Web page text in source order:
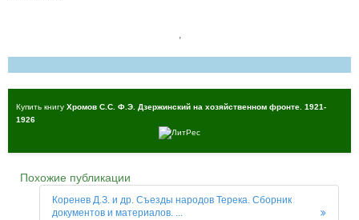
,
Купить книгу Хромов С.С. Ф.Э. Дзержинский на хозяйственном фронте. 1921-
1926
Похожие публикации
Коренев Д.З. и др. Съезды народов Терека. Сборник
документов и материалов. ...